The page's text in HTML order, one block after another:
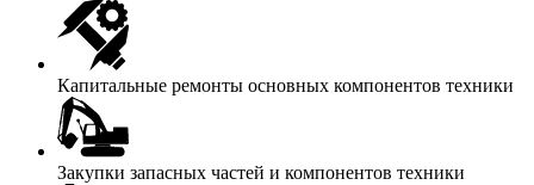
Капитальные ремонты основных компонентов техники
Закупки запасных частей и компонентов техники